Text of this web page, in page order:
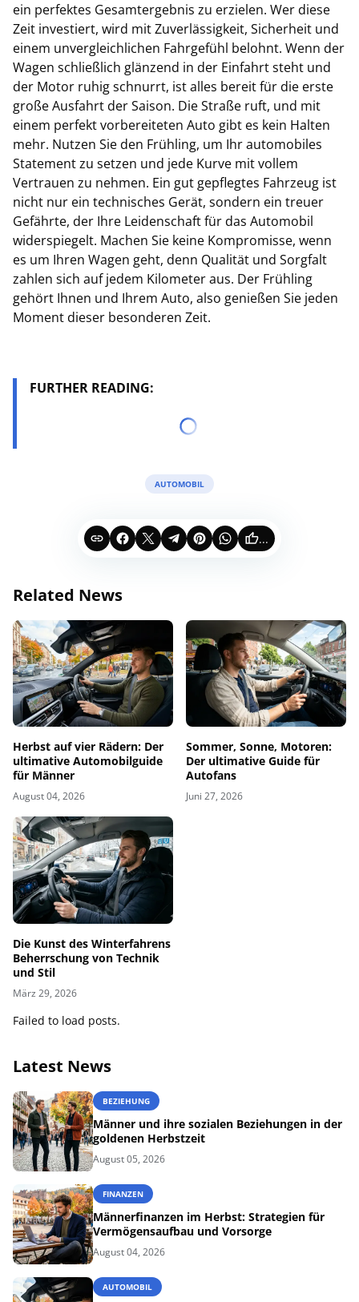
ein perfektes Gesamtergebnis zu erzielen. Wer diese
Zeit investiert, wird mit Zuverlässigkeit, Sicherheit und
einem unvergleichlichen Fahrgefühl belohnt. Wenn der
Wagen schließlich glänzend in der Einfahrt steht und
der Motor ruhig schnurrt, ist alles bereit für die erste
große Ausfahrt der Saison. Die Straße ruft, und mit
einem perfekt vorbereiteten Auto gibt es kein Halten
mehr. Nutzen Sie den Frühling, um Ihr automobiles
Statement zu setzen und jede Kurve mit vollem
Vertrauen zu nehmen. Ein gut gepflegtes Fahrzeug ist
nicht nur ein technisches Gerät, sondern ein treuer
Gefährte, der Ihre Leidenschaft für das Automobil
widerspiegelt. Machen Sie keine Kompromisse, wenn
es um Ihren Wagen geht, denn Qualität und Sorgfalt
zahlen sich auf jedem Kilometer aus. Der Frühling
gehört Ihnen und Ihrem Auto, also genießen Sie jeden
Moment dieser besonderen Zeit.
FURTHER READING:
AUTOMOBIL
...
Related News
Herbst auf vier Rädern: Der
ultimative Automobilguide
für Männer
August 04, 2026
Sommer, Sonne, Motoren:
Der ultimative Guide für
Autofans
Juni 27, 2026
Die Kunst des Winterfahrens
Beherrschung von Technik
und Stil
März 29, 2026
Failed to load posts.
Latest News
BEZIEHUNG
Männer und ihre sozialen Beziehungen in der
goldenen Herbstzeit
August 05, 2026
FINANZEN
Männerfinanzen im Herbst: Strategien für
Vermögensaufbau und Vorsorge
August 04, 2026
AUTOMOBIL